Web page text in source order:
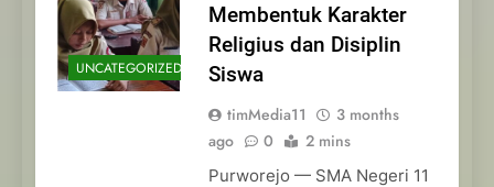
UNCATEGORIZED
Membentuk Karakter
Religius dan Disiplin
Siswa
timMedia11
3 months
ago
0 2 mins
Purworejo — SMA Negeri 11